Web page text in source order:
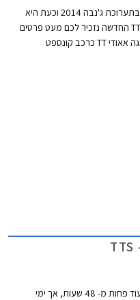
אאודי TT החדשה הוצגה לפני כ- 10 חודשים בתערוכת ג'נבה 2014 וכעת היא
מגיעה לישראל. לפני שנספר לכם על אאודי TT החדשה נזכיר לכם מעט פרטים
על תחילת דרכה של אאודי TT. ב- 1995 הוצגה אאודי TT כרכב קונספט
תערוכת הרכב בג'נבה תפתח את שעריה בעוד פחות מ- 48 שעות, אך ימי